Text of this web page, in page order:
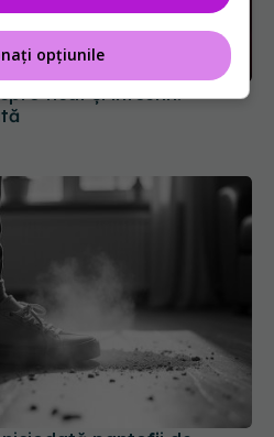
ficat și intestin.
opțiunile